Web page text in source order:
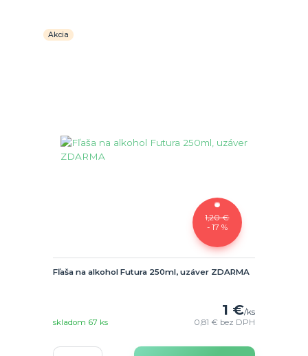
Akcia
1,20 €
- 17 %
Fľaša na alkohol Futura 250ml, uzáver ZDARMA
1 €/ks
0,81 € bez DPH
skladom 67 ks